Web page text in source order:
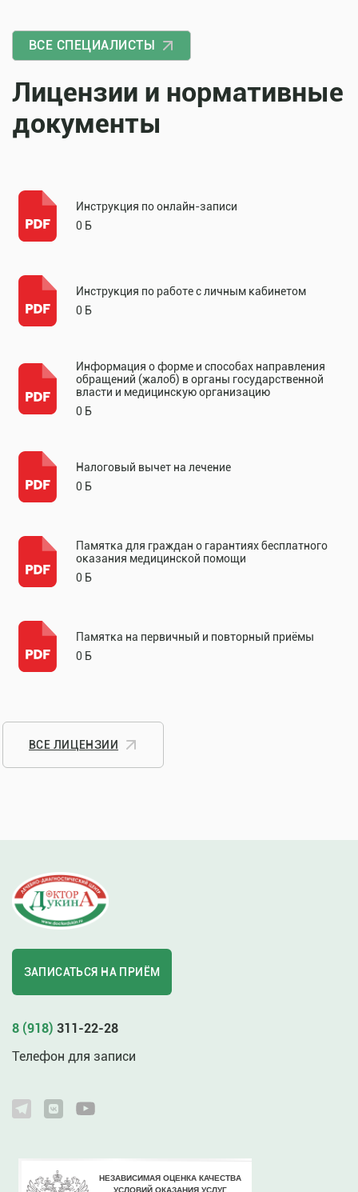
ВСЕ СПЕЦИАЛИСТЫ
Лицензии и нормативные
документы
Инструкция по онлайн-записи
0 Б
Инструкция по работе с личным кабинетом
0 Б
Информация о форме и способах направления
обращений (жалоб) в органы государственной
власти и медицинскую организацию
0 Б
Налоговый вычет на лечение
0 Б
Памятка для граждан о гарантиях бесплатного
оказания медицинской помощи
0 Б
Памятка на первичный и повторный приёмы
0 Б
ВСЕ ЛИЦЕНЗИИ
ЗАПИСАТЬСЯ НА ПРИЁМ
8 (918) 311-22-28
Телефон для записи